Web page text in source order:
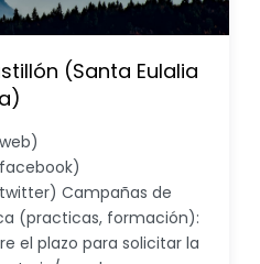
(Santa Eulalia
Campañas de
(practicas, formación):
el plazo para solicitar la